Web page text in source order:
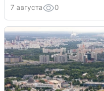
7 августа 0